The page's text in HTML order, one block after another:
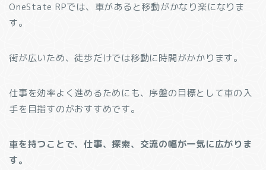
OneState RPでは、車があると移動がかなり楽になりま
す。
街が広いため、徒歩だけでは移動に時間がかかります。
仕事を効率よく進めるためにも、序盤の目標として車の入
手を目指すのがおすすめです。
車を持つことで、仕事、探索、交流の幅が一気に広がりま
す。